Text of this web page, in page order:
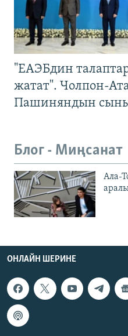
"ЕАЭБдин
жатат". Чолпон-
Пашиняндын
Блог - Миңсанат
Ала-
ОНЛАЙН ШЕРИНЕ